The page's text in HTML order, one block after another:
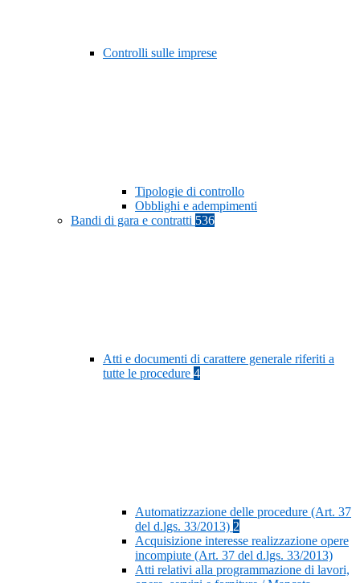
Controlli sulle imprese
Tipologie di controllo
Obblighi e adempimenti
Bandi di gara e contratti 536
Atti e documenti di carattere generale riferiti a
tutte le procedure 4
Automatizzazione delle procedure (Art. 37
del d.lgs. 33/2013) 2
Acquisizione interesse realizzazione opere
incompiute (Art. 37 del d.lgs. 33/2013)
Atti relativi alla programmazione di lavori,